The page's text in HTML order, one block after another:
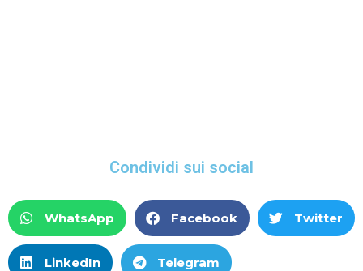
Condividi sui social
WhatsApp Facebook Twitter
LinkedIn Telegram